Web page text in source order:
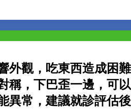
外觀，吃東西造成
稱，下巴歪一邊，可
常，建議就診評估後